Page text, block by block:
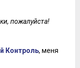
пожалуйста!
Контроль, меня